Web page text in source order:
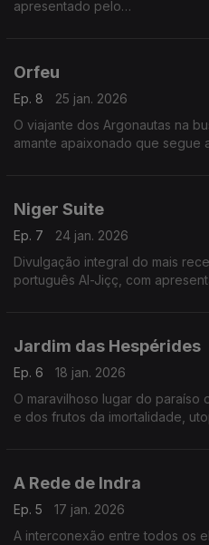
apresentado pelo
Orfeu
Ep. 8
25 jan. 2026
O viajante dos Argonautas na
amante apaixonado que segue
Niger Suite
Ep. 7
24 jan. 2026
Divulgação integral do mais
português Al-Jiçç, com
Jardim das Hespérides
Ep. 6
18 jan. 2026
O maravilhoso lugar do
e dos frutos da imortalidade,
A Rede de Indra
Ep. 5
17 jan. 2026
A interconexão entre todos os